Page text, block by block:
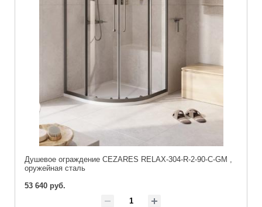
Душевое ограждение CEZARES RELAX-304-R-2-90-C-GM ,
оружейная сталь
53 640 руб.